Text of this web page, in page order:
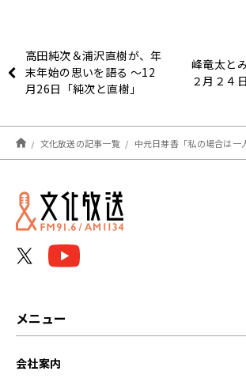
高田純次＆浦沢直樹が、年
末年始の思いを語る 〜12
月26日「純次と直樹」
峰竜太と
２月２４
文化放送の記事一覧 中元日芽香「私の場合は一人の時間を作る」ストレス解消について
メニュー
会社案内